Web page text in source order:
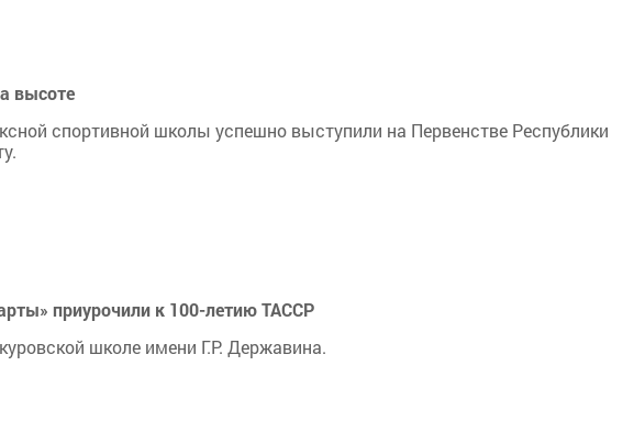
высоте
спортивной школы успешно выступили на Первенстве Республики
приурочили к 100-летию ТАССР
школе имени Г.Р. Державина.